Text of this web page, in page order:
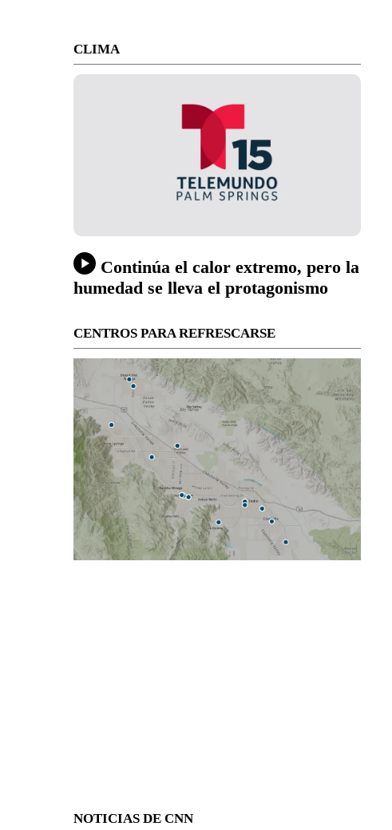
CLIMA
Continúa el calor extremo, pero la
humedad se lleva el protagonismo
CENTROS PARA REFRESCARSE
NOTICIAS DE CNN